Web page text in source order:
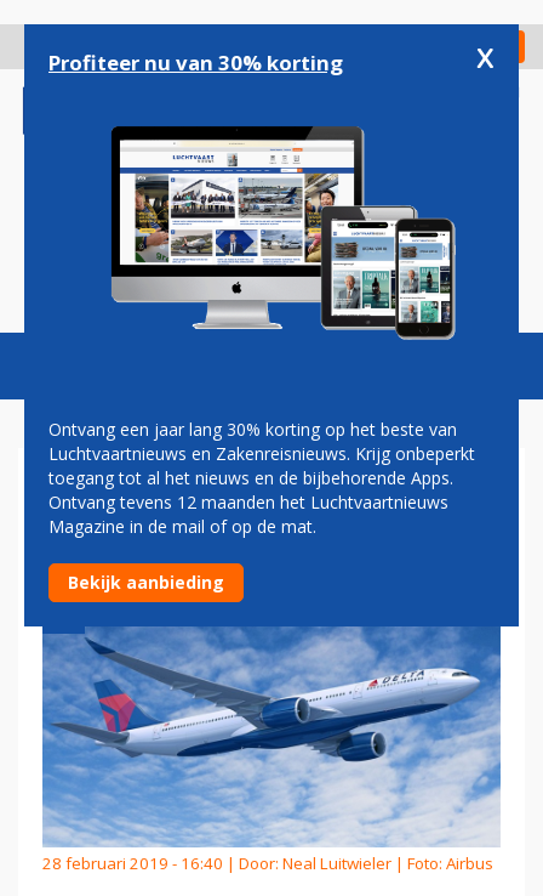
gaan
Check in
Magazine Podcasts Vacatures
DELTA STATIONEERT EERSTE
A330-900'S IN SEATTLE
28 februari 2019 - 16:40 | Door: Neal Luitwieler | Foto: Airbus
Profiteer nu van 30% korting x
Ontvang een jaar lang 30% korting op het beste van
Luchtvaartnieuws en Zakenreisnieuws. Krijg onbeperkt
toegang tot al het nieuws en de bijbehorende Apps.
Ontvang tevens 12 maanden het Luchtvaartnieuws
Magazine in de mail of op de mat.
Bekijk aanbieding